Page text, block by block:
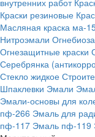
внутренних работ
Краски резиновые
Масляная краска ма-
Нитроэмали
Огнезащитные краски
Серебрянка
Стекло жидкое
Шпаклевки Эмали
Эмали-основы для
пф-266 Эмаль для
пф-117 Эмаль пф-119